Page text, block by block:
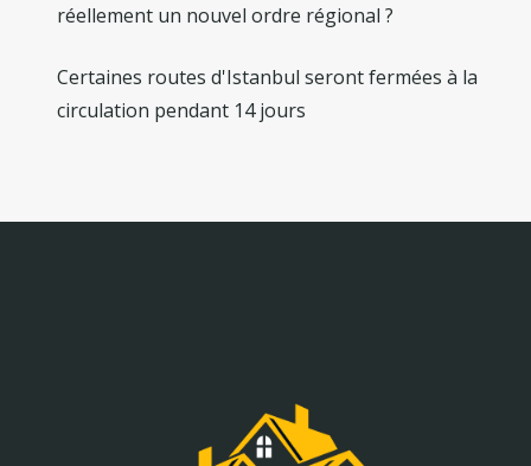
réellement un nouvel ordre régional ?
Certaines routes d'Istanbul seront fermées à la
circulation pendant 14 jours